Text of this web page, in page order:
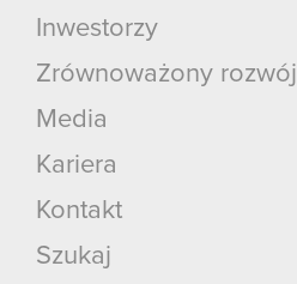
Inwestorzy
Zrównoważony rozwój
Media
Kariera
Kontakt
Szukaj